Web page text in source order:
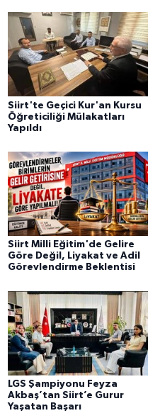
Siirt'te Geçici Kur'an Kursu
Öğreticiliği Mülakatları
Yapıldı
Siirt Milli Eğitim'de Gelire
Göre Değil, Liyakat ve Adil
Görevlendirme Beklentisi
LGS Şampiyonu Feyza
Akbaş’tan Siirt’e Gurur
Yaşatan Başarı